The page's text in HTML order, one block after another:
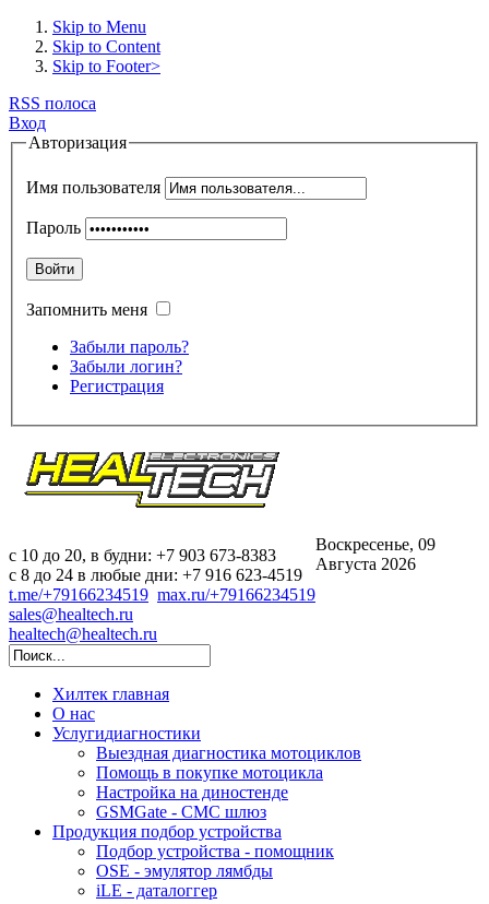
Skip to Menu
Skip to Content
Skip to Footer>
RSS полоса
Вход
Авторизация
Имя пользователя
Пароль
Войти
Запомнить меня
Забыли пароль?
Забыли логин?
Регистрация
c 10 до 20, в будни: +7 903 673-8383
с 8 до 24 в любые дни: +7 916 623-4519
t.me/+79166234519 max.ru/+79166234519
sales@healtech.ru
healtech@healtech.ru
Воскресенье, 09
Августа 2026
Хилтек главная
О нас
Услугидиагностики
Выездная диагностика мотоциклов
Помощь в покупке мотоцикла
Настройка на диностенде
GSMGate - СМС шлюз
Продукция подбор устройства
Подбор устройства - помощник
OSE - эмулятор лямбды
iLE - даталоггер